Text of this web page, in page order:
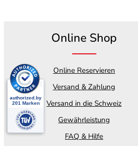
Online Shop
Online Reservieren
Versand & Zahlung
Versand in die Schweiz
Gewährleistung
FAQ & Hilfe